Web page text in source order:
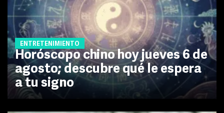
ENTRETENIMIENTO
Horóscopo chino hoy jueves 6 de
agosto; descubre qué le espera
a tu signo